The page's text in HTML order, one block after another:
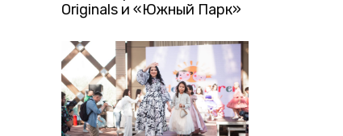
Originals и «Южный Парк»